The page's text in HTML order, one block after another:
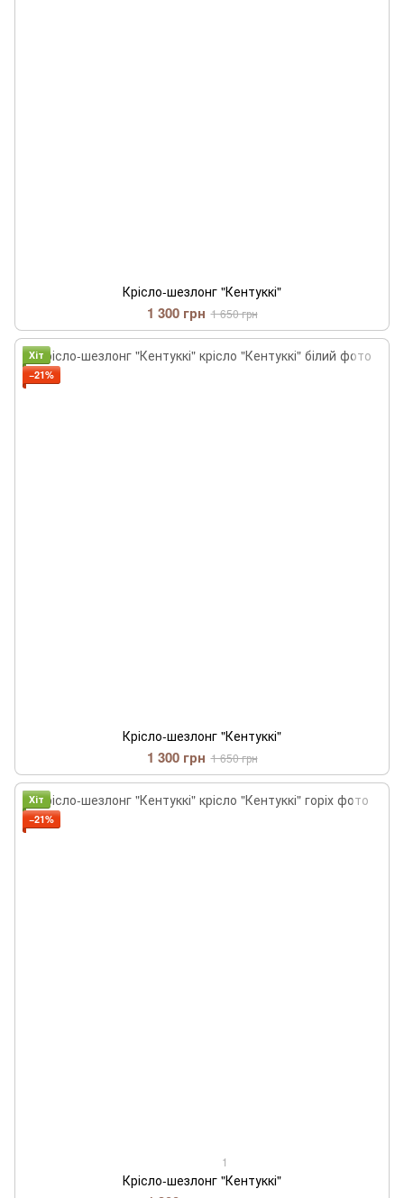
Крісло-шезлонг "Кентуккі"
1 300 грн 1 650 грн
Хіт
−21%
Крісло-шезлонг "Кентуккі"
1 300 грн 1 650 грн
Хіт
−21%
1
Крісло-шезлонг "Кентуккі"